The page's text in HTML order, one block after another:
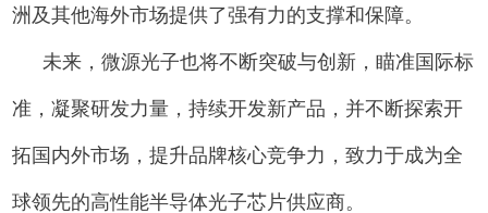
洲及其他海外市场提供了强有力的支撑和保障。
未来，微源光子也将不断突破与创新，瞄准国际标
准，凝聚研发力量，持续开发新产品，并不断探索开
拓国内外市场，提升品牌核心竞争力，致力于成为全
球领先的高性能半导体光子芯片供应商。